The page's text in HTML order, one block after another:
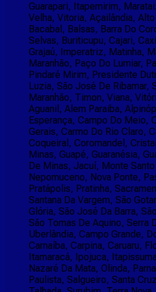
Guarapari, Itapemirim,
Velha, Vitoria, Açailândia,
Bacabal, Balsas, Barra Do
Selvas, Buriticupu, Cajari,
Grajaú, Imperatriz, Matinha,
Maranhão, Paço Do Lumiar,
Pindaré Mirim, Presidente
Luzia, São José De Ribamar,
Maranhão, Timon, Viana,
Aguanil, Alem Paraiba,
Esperança, Campo Do Meio,
Gerais, Carmo Do Rio Claro,
Coqueiral, Coromandel,
Minas, Guapé, Guaranésia,
De Minas, Jacuí, Monte
Nepomuceno, Nova Ponte,
Pratápolis, Pratinha,
Santana Da Vargem, São
Glória, São José Da Barra,
São Tomas De Aquino, Serra
Uberlândia, Campo Grande,
Carnaíba, Carpina, Caruaru,
Itamaracá, Ipojuca,
Nazaré Da Mata, Olinda,
Paulista, Salgueiro, Santa